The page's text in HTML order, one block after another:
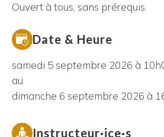
Ouvert à tous, sans prérequis.
Date & Heure
samedi 5 septembre 2026 à
au
dimanche 6 septembre 2026 à
Instructeur·ice·s